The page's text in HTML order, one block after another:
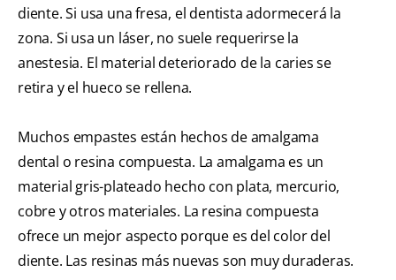
diente. Si usa una fresa, el dentista adormecerá la
zona. Si usa un láser, no suele requerirse la
anestesia. El material deteriorado de la caries se
retira y el hueco se rellena.
Muchos empastes están hechos de amalgama
dental o resina compuesta. La amalgama es un
material gris-plateado hecho con plata, mercurio,
cobre y otros materiales. La resina compuesta
ofrece un mejor aspecto porque es del color del
diente. Las resinas más nuevas son muy duraderas.